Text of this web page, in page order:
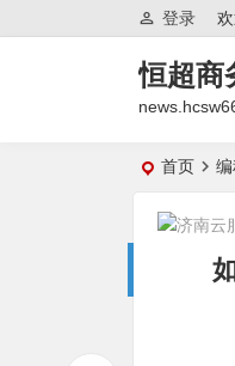
登录
恒超商
首页